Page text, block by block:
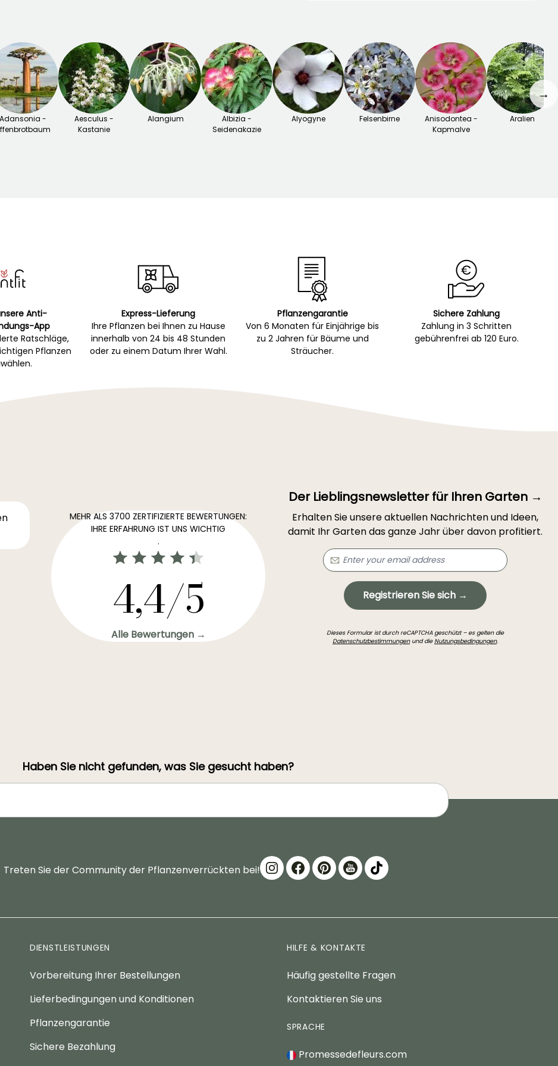
Adansonia -
Aesculus -
Kastanie
Alangium
Albizia -
Seidenakazie
Alyogyne Felsenbirne
Anisodontea -
Kapmalve
Aralien
→
Anti-
App
Ratschläge,
Pflanzen
Express-Lieferung
Ihre Pflanzen bei Ihnen zu Hause
innerhalb von 24 bis 48 Stunden
oder zu einem Datum Ihrer Wahl.
Pflanzengarantie
Von 6 Monaten für Einjährige bis
zu 2 Jahren für Bäume und
Sträucher.
Sichere Zahlung
Zahlung in 3 Schritten
gebührenfrei ab 120 Euro.
MEHR ALS 3700 ZERTIFIZIERTE BEWERTUNGEN:
IHRE ERFAHRUNG IST UNS WICHTIG
.
4,4/5
Alle Bewertungen →
Der Lieblingsnewsletter für Ihren Garten →
Erhalten Sie unsere aktuellen Nachrichten und Ideen,
damit Ihr Garten das ganze Jahr über davon profitiert.
Registrieren Sie sich →
Dieses Formular ist durch reCAPTCHA geschützt – es gelten die
Datenschutzbestimmungenund dieNutzungsbedingungen.
Haben Sie nicht gefunden, was Sie gesucht haben?
Treten Sie der Community der Pflanzenverrückten bei!
DIENSTLEISTUNGEN
Vorbereitung Ihrer Bestellungen
Lieferbedingungen und Konditionen
Pflanzengarantie
Sichere Bezahlung
HILFE & KONTAKTE
Häufig gestellte Fragen
Kontaktieren Sie uns
SPRACHE
Promessedefleurs.com